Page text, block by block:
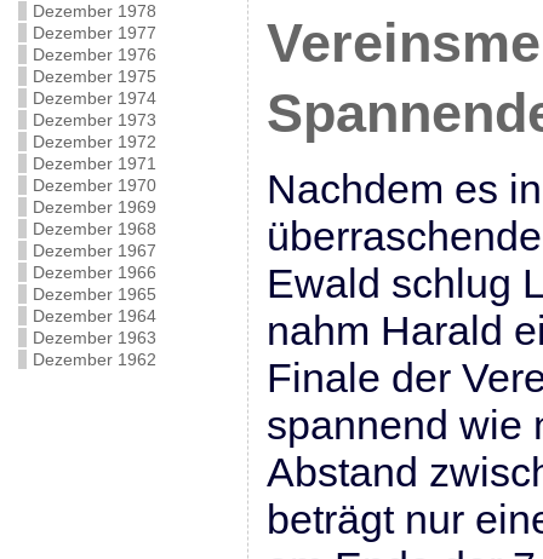
Dezember 1978
Dezember 1977
Dezember 1976
Dezember 1975
Dezember 1974
Dezember 1973
Dezember 1972
Dezember 1971
Dezember 1970
Dezember 1969
Dezember 1968
Dezember 1967
Dezember 1966
Dezember 1965
Dezember 1964
Dezember 1963
Dezember 1962
Nachdem es
Ewald schlug
nahm Harald
Finale der
spannend wie
Abstand
beträgt nur